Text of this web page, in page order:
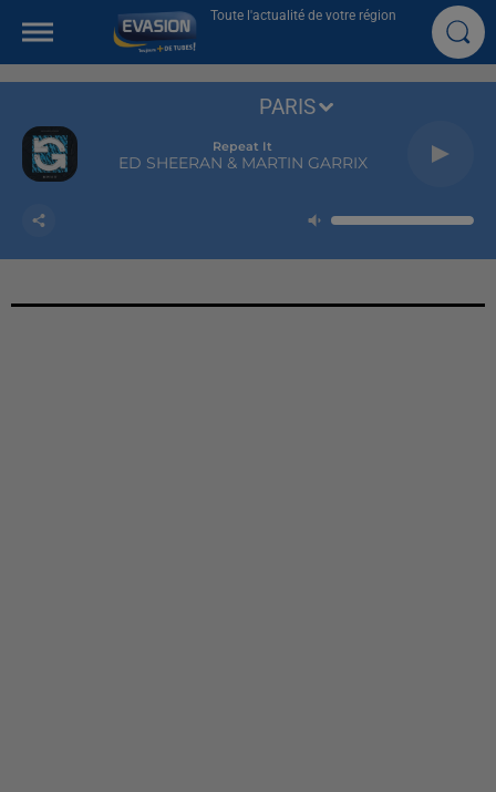
Toute l'actualité de votre région
Repeat It
ED SHEERAN & MARTIN GARRIX
PARIS